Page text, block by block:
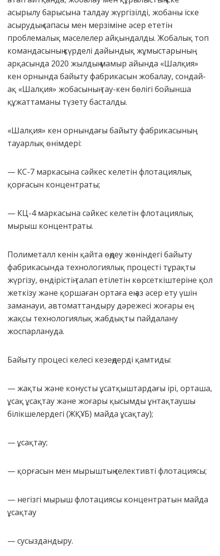
асырылу барысына талдау жүргізілді, жобаны іске
асырудың сапасы мен мерзіміне әсер ететін
проблемалық мәселелер айқындалды. Жобалық топ
командасының күрделі дайындық жұмыстарының
арқасында 2020 жылдың мамыр айында «Шалқия»
кен орнында байыту фабрикасын жобалау, сондай-
ақ «Шалқия» жобасының тау-кен бөлігі бойынша
құжаттаманы түзету басталды.
«Шалқия» кен орнындағы байыту фабрикасының
тауарлық өнімдері:
— КС-7 маркасына сәйкес келетін флотациялық
қорғасын концентраты;
— КЦ-4 маркасына сәйкес келетін флотациялық
мырыш концентраты.
Полиметалл кенін қайта өңдеу жөніндегі байыту
фабрикасында технологиялық процесті тұрақты
жүргізу, өндірістің талап етілетін көрсеткіштеріне қол
жеткізу және қоршаған ортаға ең аз әсер ету үшін
заманауи, автоматтандыру дәрежесі жоғары ең
жақсы технологиялық жабдықты пайдалану
жоспарлануда.
Байыту процесі келесі кезеңдерді қамтиды:
— жақты және конусты ұсатқыштардағы ірі, орташа,
ұсақ ұсақтау және жоғары қысымды ұнтақтаушы
білікшелердегі (ЖҚҰБ) майда ұсақтау);
— ұсақтау;
— қорғасын мен мырыштың селективті флотациясы;
— негізгі мырыш флотациясы концентратын майда
ұсақтау
— сусыздандыру.